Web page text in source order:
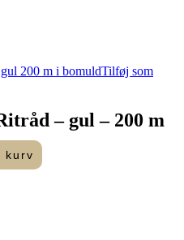
Tilføj som
– gul – 200 m
kurv